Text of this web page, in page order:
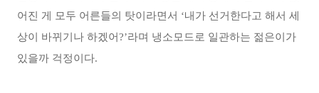
어진 게 모두 어른들의 탓이라면서 ‘내가 선거한다고 해서 세
상이 바뀌기나 하겠어?’라며 냉소모드로 일관하는 젊은이가
있을까 걱정이다.